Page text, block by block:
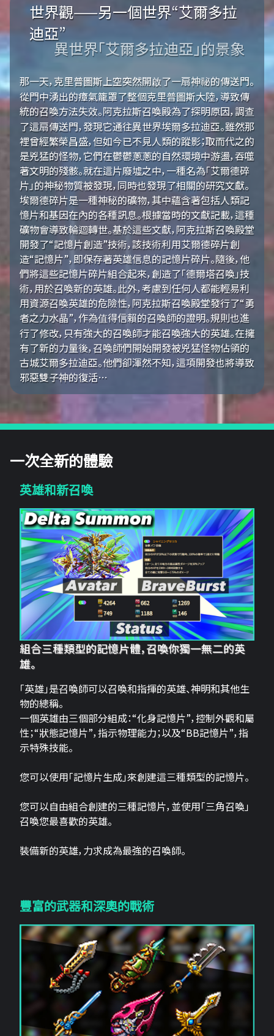
世界觀——另一個世界“艾爾多拉
迪亞”
異世界「艾爾多拉迪亞」的景象
那一天，克里普圖斯上空突然開啟了一扇神祕的傳送門。
從門中湧出的瘴氣籠罩了整個克里普圖斯大陸，導致傳
統的召喚方法失效。阿克拉斯召喚殿為了探明原因，調查
了這扇傳送門，發現它通往異世界埃爾多拉迪亞。雖然那
裡曾經繁榮昌盛，但如今已不見人類的蹤影；取而代之的
是兇猛的怪物，它們在鬱鬱蔥蔥的自然環境中游盪，吞噬
著文明的殘骸。就在這片廢墟之中，一種名為「艾爾德碎
片」的神秘物質被發現，同時也發現了相關的研究文獻。
埃爾德碎片是一種神秘的礦物，其中蘊含著包括人類記
憶片和基因在內的各種訊息。根據當時的文獻記載，這種
礦物會導致輪迴轉世。基於這些文獻，阿克拉斯召喚殿堂
開發了“記憶片創造”技術，該技術利用艾爾德碎片創
造“記憶片”，即保存著英雄信息的記憶片碎片。隨後，他
們將這些記憶片碎片組合起來，創造了「德爾塔召喚」技
術，用於召喚新的英雄。此外，考慮到任何人都能輕易利
用資源召喚英雄的危險性，阿克拉斯召喚殿堂發行了“勇
者之力水晶”，作為值得信賴的召喚師的證明。規則也進
行了修改，只有強大的召喚師才能召喚強大的英雄。在擁
有了新的力量後，召喚師們開始開發被兇猛怪物佔領的
古城艾爾多拉迪亞。他們卻渾然不知，這項開發也將導致
邪惡雙子神的復活…
一次全新的體驗
英雄和新召喚
組合三種類型的記憶片體，召喚你獨一無二的英
雄。
「英雄」是召喚師可以召喚和指揮的英雄、神明和其他生
物的總稱。
一個英雄由三個部分組成：“化身記憶片”，控制外觀和屬
性；“狀態記憶片”，指示物理能力；以及“BB記憶片”，指
示特殊技能。
您可以使用「記憶片生成」來創建這三​​種類型的記憶片。
您可以自由組合創建的三種記憶片，並使用「三角召喚」
召喚您最喜歡的英雄。
裝備新的英雄，力求成為最強的召喚師。
豐富的武器和深奧的戰術